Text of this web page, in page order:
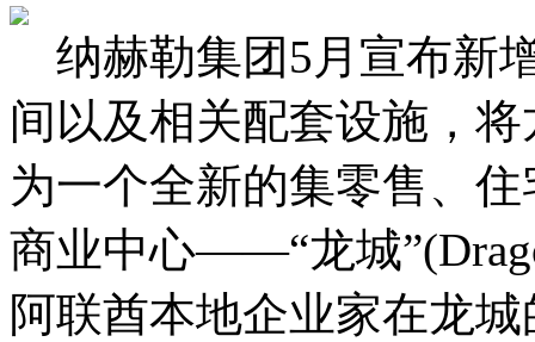
纳赫勒集团5月宣布新
间以及相关配套设施，
为一个全新的集零售、
商业中心——“龙城
阿联酋本地企业家在龙